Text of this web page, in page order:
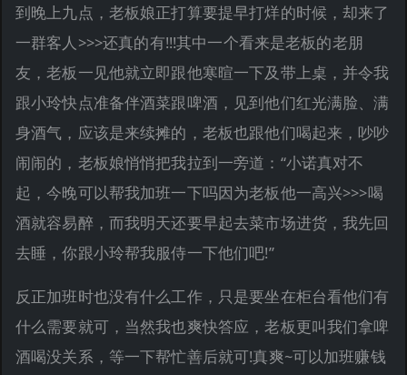
到晚上九点，老板娘正打算要提早打烊的时候，却来了
一群客人>>>还真的有!!!其中一个看来是老板的老朋
友，老板一见他就立即跟他寒暄一下及带上桌，并令我
跟小玲快点准备伴酒菜跟啤酒，见到他们红光满脸、满
身酒气，应该是来续摊的，老板也跟他们喝起来，吵吵
闹闹的，老板娘悄悄把我拉到一旁道：“小诺真对不
起，今晚可以帮我加班一下吗因为老板他一高兴>>>喝
酒就容易醉，而我明天还要早起去菜市场进货，我先回
去睡，你跟小玲帮我服侍一下他们吧!”
反正加班时也没有什么工作，只是要坐在柜台看他们有
什么需要就可，当然我也爽快答应，老板更叫我们拿啤
酒喝没关系，等一下帮忙善后就可!真爽~可以加班赚钱